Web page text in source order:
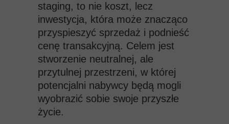
staging, to nie koszt, lecz
inwestycja, która może znacząco
przyspieszyć sprzedaż i podnieść
cenę transakcyjną. Celem jest
stworzenie neutralnej, ale
przytulnej przestrzeni, w której
potencjalni nabywcy będą mogli
wyobrazić sobie swoje przyszłe
życie.